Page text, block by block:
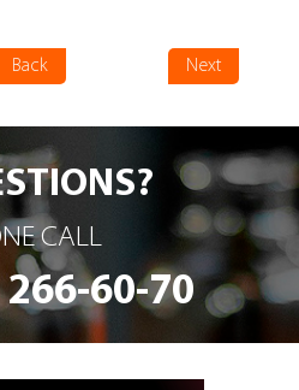
Back Next
CALL
266-60-70